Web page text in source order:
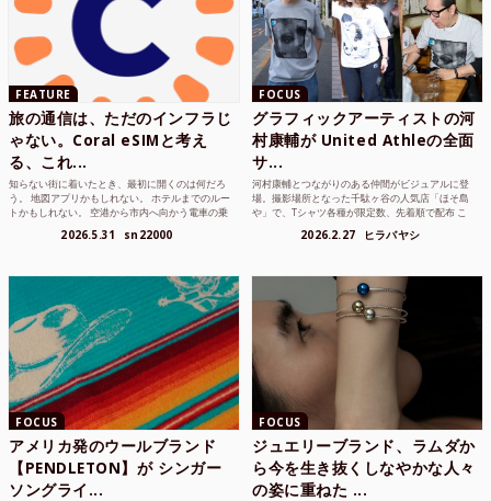
FEATURE
旅の通信は、ただのインフラじ
ゃない。Coral eSIMと考え
る、これ...
知らない街に着いたとき、最初に開くのは何だろ
う。 地図アプリかもしれない。 ホテルまでのルー
トかもしれない。 空港から市内へ向かう電車の乗
2026.5.31 sn22000
FOCUS
グラフィックアーティストの河
村康輔が United Athleの全面
サ...
河村康輔とつながりのある仲間がビジュアルに登
場。撮影場所となった千駄ヶ谷の人気店「ほそ島
や」で、Tシャツ各種が限定数、先着順で配布 こ
2026.2.27 ヒラバヤシ
FOCUS
アメリカ発のウールブランド
【PENDLETON】が シンガー
ソングライ...
FOCUS
ジュエリーブランド、ラムダか
ら今を生き抜くしなやかな人々
の姿に重ねた ...